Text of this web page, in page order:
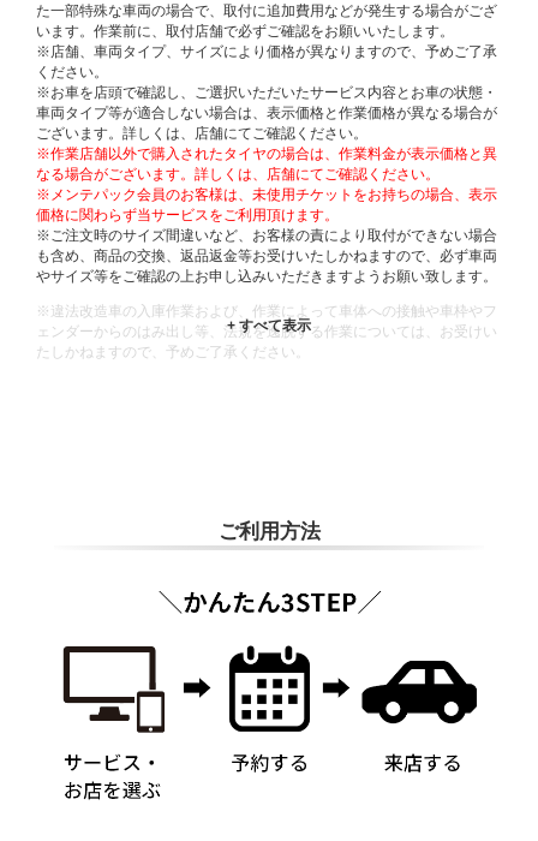
た一部特殊な車両の場合で、取付に追加費用などが発生する場合がござ
います。作業前に、取付店舗で必ずご確認をお願いいたします。
※店舗、車両タイプ、サイズにより価格が異なりますので、予めご了承
ください。
※お車を店頭で確認し、ご選択いただいたサービス内容とお車の状態・
車両タイプ等が適合しない場合は、表示価格と作業価格が異なる場合が
ございます。詳しくは、店舗にてご確認ください。
※作業店舗以外で購入されたタイヤの場合は、作業料金が表示価格と異
なる場合がございます。詳しくは、店舗にてご確認ください。
※メンテパック会員のお客様は、未使用チケットをお持ちの場合、表示
価格に関わらず当サービスをご利用頂けます。
※ご注文時のサイズ間違いなど、お客様の責により取付ができない場合
も含め、商品の交換、返品返金等お受けいたしかねますので、必ず車両
やサイズ等をご確認の上お申し込みいただきますようお願い致します。
※違法改造車の入庫作業および、作業によって車体への接触や車枠やフ
ェンダーからのはみ出し等、法規を逸脱する作業については、お受けい
たしかねますので、予めご了承ください。
ご利用方法